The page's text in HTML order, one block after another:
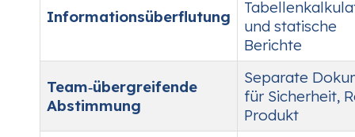
Informationsüberflutung
und statische
Berichte
Team‑übergreifende
Abstimmung
Separate
für Sicherheit,
Produkt